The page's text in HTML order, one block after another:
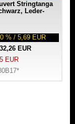
Stringtanga
Leder-
% / 5,69 EUR
EUR
EUR